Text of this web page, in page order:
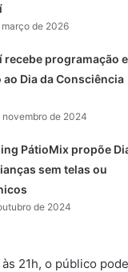
março de 2026
recebe programação
ao Dia da Consciência
novembro de 2024
PátioMix propõe
sem telas ou
de 2024
às 21h, o público